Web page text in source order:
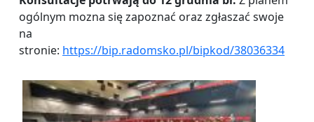
ogólnym mozna się zapoznać oraz zgłaszać swoje
na
stronie: https://bip.radomsko.pl/bipkod/38036334